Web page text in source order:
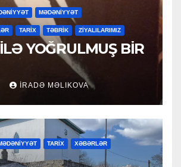
MƏDƏNİYYƏT
TARİX TƏBRİK ZİYALILARIMIZ
YOĞRULMUŞ BİR
İRADƏ MƏLIKOVA
TARİX XƏBƏRLƏR